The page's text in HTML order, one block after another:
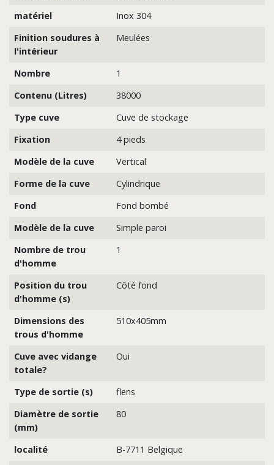
matériel
Inox 304
Finition soudures à
l'intérieur
Meulées
Nombre
1
Contenu (Litres)
38000
Type cuve
Cuve de stockage
Fixation
4 pieds
Modèle de la cuve
Vertical
Forme de la cuve
Cylindrique
Fond
Fond bombé
Modèle de la cuve
Simple paroi
Nombre de trou
d'homme
1
Position du trou
d'homme (s)
Côté fond
Dimensions des
trous d'homme
510x405mm
Cuve avec vidange
totale?
Oui
Type de sortie (s)
flens
Diamètre de sortie
(mm)
80
localité
B-7711 Belgique